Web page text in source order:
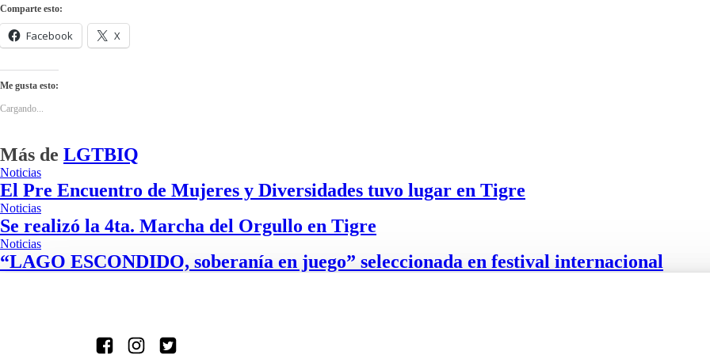
Comparte esto:
Facebook X
Me gusta esto:
Cargando...
Más de LGTBIQ
Noticias
El Pre Encuentro de Mujeres y Diversidades tuvo lugar en Tigre
Noticias
Se realizó la 4ta. Marcha del Orgullo en Tigre
Noticias
“LAGO ESCONDIDO, soberanía en juego” seleccionada en festival internacional